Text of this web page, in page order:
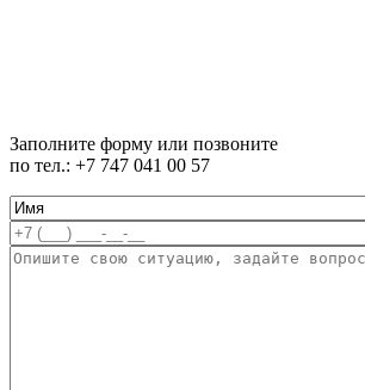
Заполните форму или позвоните
по тел.: +7 747 041 00 57